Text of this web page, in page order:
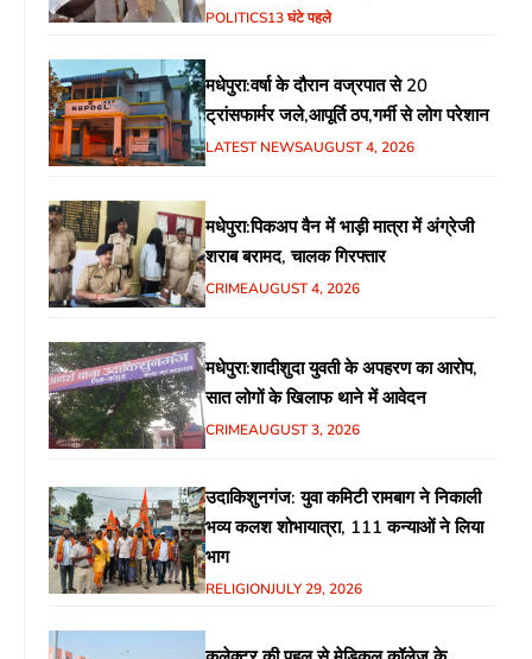
गरीब चौपाल में शिक्षा, स्वास्थ्य, रोजगार समेत
POLITICS13 घंटे पहले
मधेपुरा:वर्षा के दौरान वज्रपात से 20
ट्रांसफार्मर जले,आपूर्ति ठप,गर्मी से लोग परेशान
LATEST NEWSAUGUST 4, 2026
मधेपुरा:पिकअप वैन में भाड़ी मात्रा में अंग्रेजी
शराब बरामद, चालक गिरफ्तार
CRIMEAUGUST 4, 2026
मधेपुरा:शादीशुदा युवती के अपहरण का आरोप,
सात लोगों के खिलाफ थाने में आवेदन
CRIMEAUGUST 3, 2026
उदाकिशुनगंज: युवा कमिटी रामबाग ने निकाली
भव्य कलश शोभायात्रा, 111 कन्याओं ने लिया
भाग
RELIGIONJULY 29, 2026